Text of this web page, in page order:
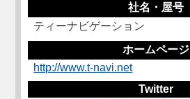
社名・屋号
ティーナビゲーション
ホームページ
http://www.t-navi.net
Twitter